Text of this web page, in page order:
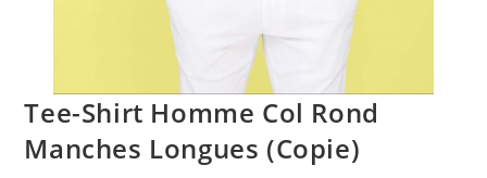
Tee-Shirt Homme Col Rond
Manches Longues (Copie)